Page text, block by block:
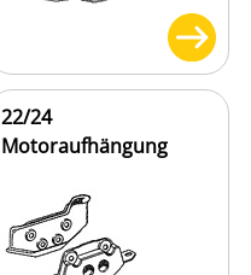
22/24
Motoraufhängung